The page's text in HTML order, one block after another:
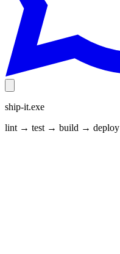
ship-it.exe
lint → test → build → deploy